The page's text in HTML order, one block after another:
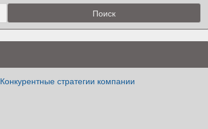
Конкурентные стратегии компании